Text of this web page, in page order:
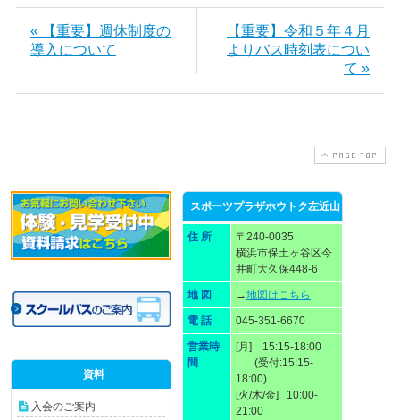
« 【重要】週休制度の
導入について
【重要】令和５年４月
よりバス時刻表につい
て »
PAGE TOP
スポーツプラザホウトク左近山
住 所
〒240-0035
横浜市保土ヶ谷区今
井町大久保448-6
地 図 →地図はこちら
電 話 045-351-6670
営業時
間
[月] 15:15-18:00
(受付:15:15-
18:00)
[火/木/金] 10:00-
21:00
資料
入会のご案内